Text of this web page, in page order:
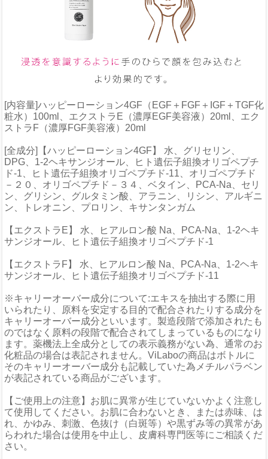
[内容量]ハッピーローション4GF（EGF＋FGF＋IGF＋TGF化
粧水）100ml、エクストラE（濃厚EGF美容液）20ml、エク
ストラF（濃厚FGF美容液）20ml
[全成分]【ハッピーローション4GF】 水、グリセリン、
DPG、1-2ヘキサンジオール、ヒト遺伝子組換オリゴペプチ
ド-1、ヒト遺伝子組換オリゴペプチド-11、オリゴペプチド
－２０、オリゴペプチド－３４、ベタイン、PCA-Na、セリ
ン、グリシン、グルタミン酸、アラニン、リシン、アルギニ
ン、トレオニン、プロリン、キサンタンガム
【エクストラE】 水、ヒアルロン酸 Na、PCA-Na、1-2ヘキ
サンジオール、ヒト遺伝子組換オリゴペプチド-1
【エクストラF】 水、ヒアルロン酸 Na、PCA-Na、1-2ヘキ
サンジオール、ヒト遺伝子組換オリゴペプチド-11
※キャリーオーバー成分について:エキスを抽出する際に用
いられたり、原料を安定する目的で配合されたりする成分を
キャリーオーバー成分といいます。製造段階で添加されたも
のではなく原料の段階で配合されてしまっているものになり
ます。薬機法上全成分としての表示義務がない為、通常のお
化粧品の場合は表記されません。ViLaboの商品はボトルに
そのキャリーオーバー成分も記載していた為メチルパラベン
が表記されている商品がございます。
【ご使用上の注意】お肌に異常が生じていないかよく注意し
て使用してください。お肌に合わないとき、または赤味、は
れ、かゆみ、刺激、色抜け（白斑等）や黒ずみ等の異常があ
らわれた場合は使用を中止し、皮膚科専門医等にご相談くだ
さい。